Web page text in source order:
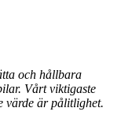
och hållbara
Vårt viktigaste
värde är pålitlighet.